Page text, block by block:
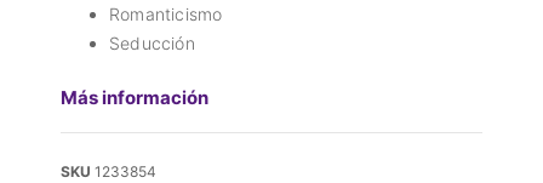
Romanticismo
Seducción
Más información
SKU 1233854